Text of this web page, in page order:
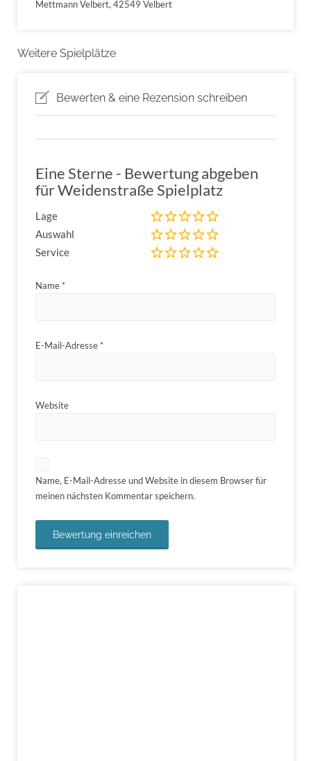
Mettmann Velbert, 42549 Velbert
Weitere Spielplätze
Bewerten & eine Rezension schreiben
Eine Sterne - Bewertung abgeben
für Weidenstraße Spielplatz
Lage
Auswahl
Service
Name *
E-Mail-Adresse *
Website
Name, E-Mail-Adresse und Website in diesem Browser für
meinen nächsten Kommentar speichern.